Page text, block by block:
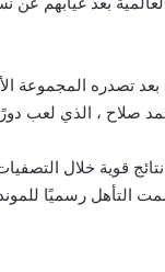
تصدره المجموعة
صلاح ، الذي لعب
قوية خلال التصفيات
التأهل رسميًا